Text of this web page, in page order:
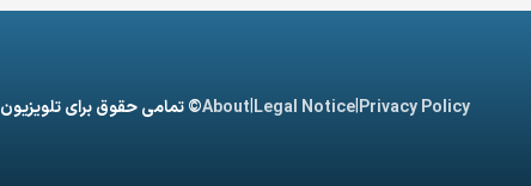
Privacy Policy
|
Legal Notice
|
About© تمامی حقوق برای